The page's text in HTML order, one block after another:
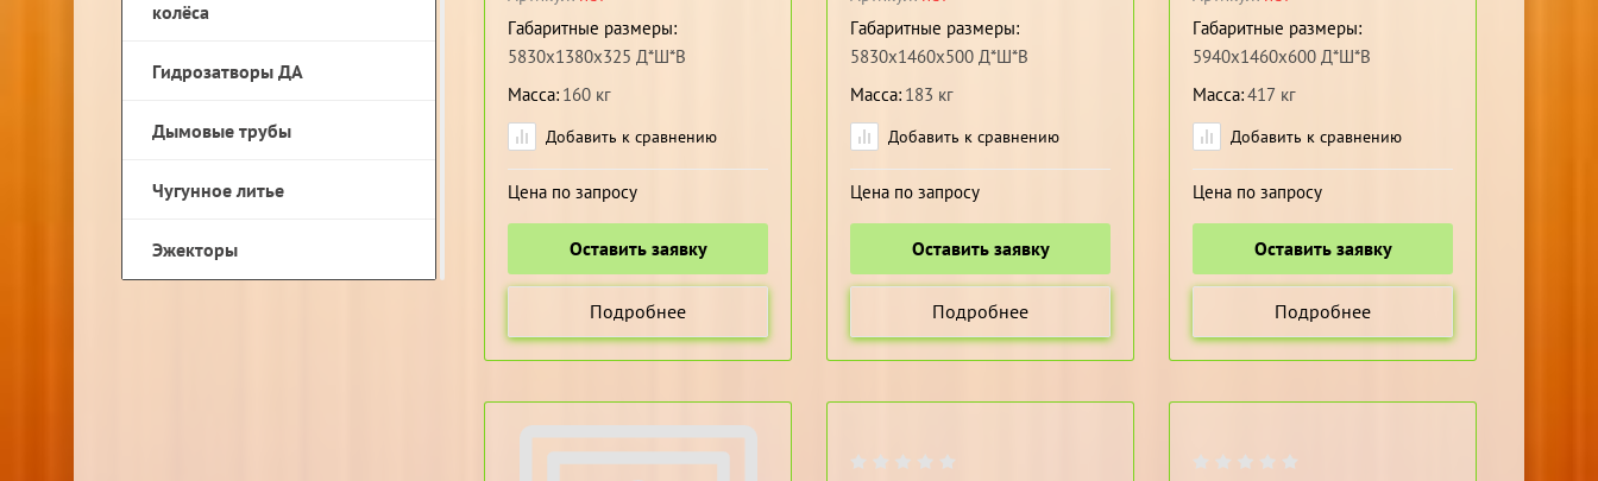
колёса
Гидрозатворы ДА
Дымовые трубы
Чугунное литье
Эжекторы
Габаритные размеры
5830х1380х325 Д*Ш*В
Масса 160 кг
Добавить к сравнению
Цена по запросу
Оставить заявку
Подробнее
Габаритные размеры
5830х1460х500 Д*Ш*В
Масса 183 кг
Добавить к сравнению
Цена по запросу
Оставить заявку
Подробнее
Габаритные размеры
5940х1460х600 Д*Ш*В
Масса 417 кг
Добавить к сравнению
Цена по запросу
Оставить заявку
Подробнее